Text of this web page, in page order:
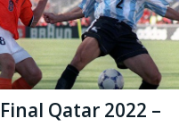
Qatar 2022 –